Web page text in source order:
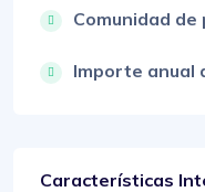
Comunidad
Importe anual
Características